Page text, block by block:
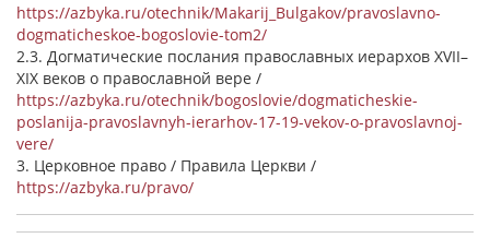
https://azbyka.ru/otechnik/Makarij_Bulgakov/pravoslavno-
dogmaticheskoe-bogoslovie-tom2/
2.3. Догматические послания православных иерархов XVII–
XIX веков о православной вере /
https://azbyka.ru/otechnik/bogoslovie/dogmaticheskie-
poslanija-pravoslavnyh-ierarhov-17-19-vekov-o-pravoslavnoj-
vere/
3. Церковное право / Правила Церкви /
https://azbyka.ru/pravo/